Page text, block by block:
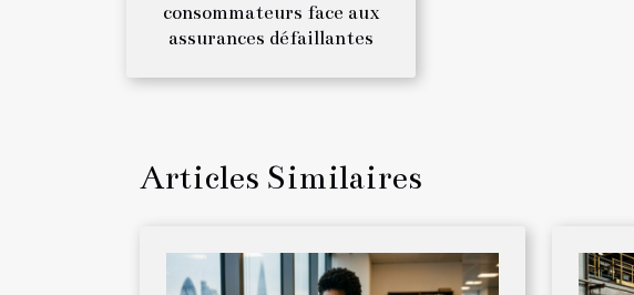
consommateurs face aux
assurances défaillantes
Articles Similaires